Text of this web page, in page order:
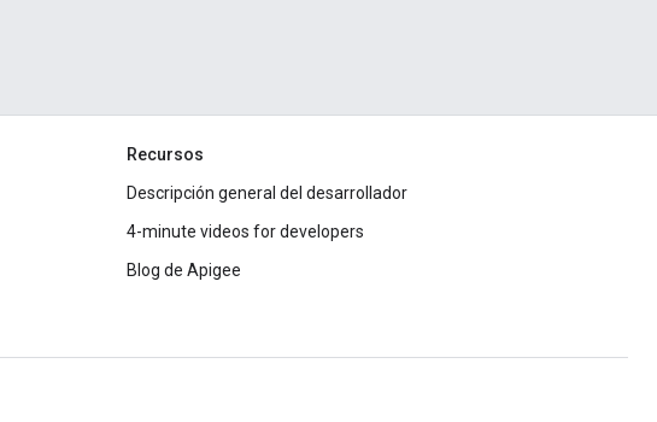
Recursos
Descripción general del desarrollador
4-minute videos for developers
Blog de Apigee